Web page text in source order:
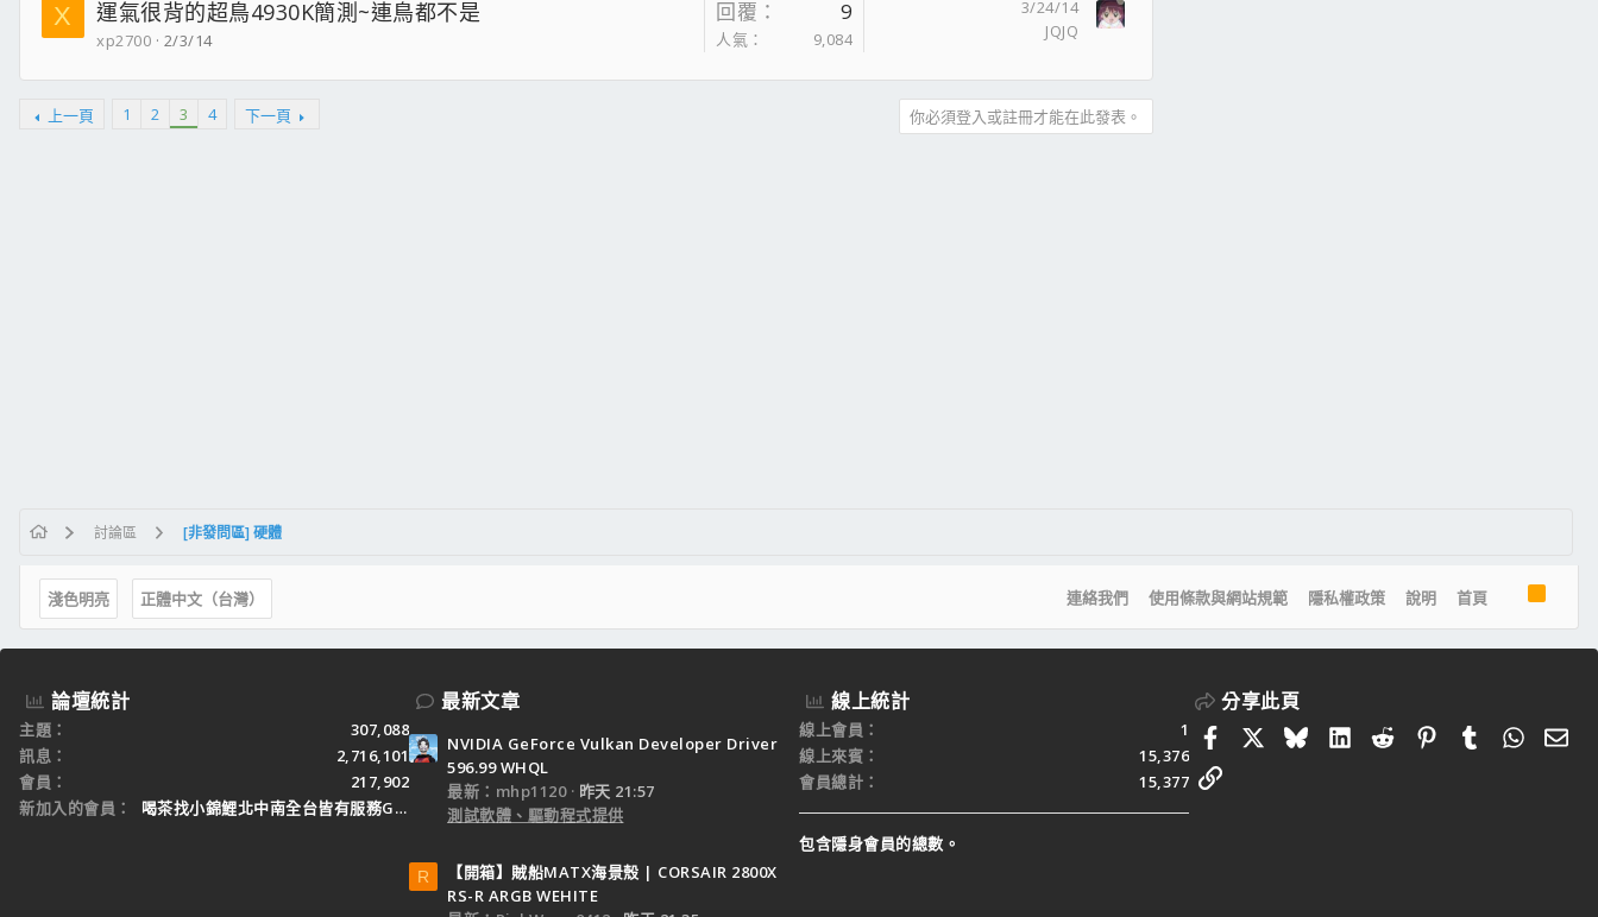
X 運氣很背的超鳥4930K簡測~連鳥都不是
xp2700 2/3/14
回覆 9
人氣 9,084
3/24/14
JQJQ
上一頁 1 2 3 4 下一頁 你必須登入或註冊才能在此發表。
討論區 [非發問區] 硬體
淺色明亮 正體中文（台灣） 連絡我們 使用條款與網站規範 隱私權政策 說明 首頁
R
S
論壇統計
主題
307,088
訊息
2,716,101
會員
217,902
新加入的會員
喝茶找小錦鯉北中南全台皆有服務Gleezy：tw3
最新文章
NVIDIA GeForce Vulkan Developer Driver
596.99 WHQL
最新：mhp1120
昨天 21:57
測試軟體、驅動程式提供
R
【開箱】賊船MATX海景殼 | CORSAIR 2800X
RS-R ARGB WEHITE
線上統計
線上會員
1
線上來賓
15,376
會員總計
15,377
包含隱身會員的總數。
分享此頁
FacebookBlueskyLinkedIn
RedditPinterestTumblr 電
連結